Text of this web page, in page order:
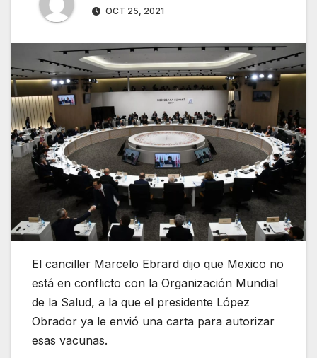
OCT 25, 2021
El canciller Marcelo Ebrard dijo que Mexico no
está en conflicto con la Organización Mundial
de la Salud, a la que el presidente López
Obrador ya le envió una carta para autorizar
esas vacunas.